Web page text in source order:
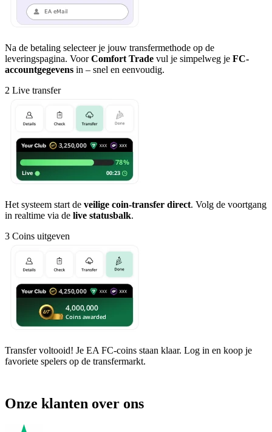
Na de betaling selecteer je jouw transfermethode op de
leveringspagina. VoorComfort Trade vul je simpelweg je FC-
accountgegevens in – snel en eenvoudig.
2 Live transfer
Het systeem start de veilige coin-transfer direct. Volg de voortgang
in realtime via de live statusbalk.
3 Coins uitgeven
Transfer voltooid! Je EA FC-coins staan klaar. Log in en koop je
favoriete spelers op de transfermarkt.
Onze klanten over ons